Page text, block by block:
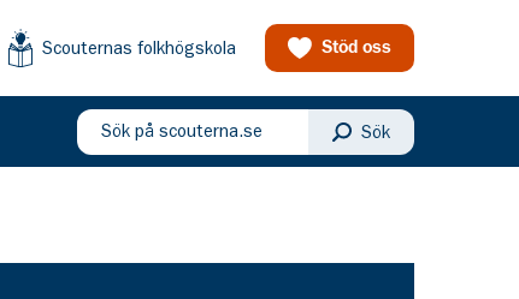
Scouternas folkhögskola Stöd oss
Sök på scouterna.se Sök